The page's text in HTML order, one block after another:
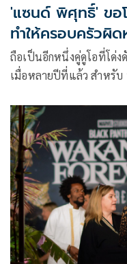
'แซนด์ พิศุทธิ์' ขอ
ทำให้ครอบครัวผิ
ถือเป็นอีกหนึ่งคู่ดูโอที่โด่ง
เมื่อหลายปีที่แล้ว สำหรับ
ชต์ ที่หลายคนมักจะคุ้นเค
ว๊ากฉันทุกที (อะไรว้า)” จา